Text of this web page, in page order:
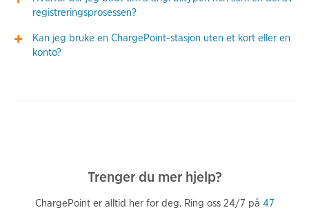
registreringsprosessen?
Kan jeg bruke en ChargePoint-stasjon uten et kort eller en
konto?
Trenger du mer hjelp?
ChargePoint er alltid her for deg. Ring oss 24/7 på 47